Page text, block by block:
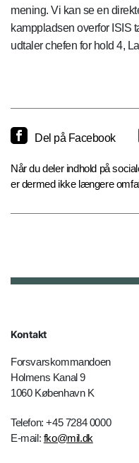
mening. Vi kan se en
kamppladsen overfor ISIS
udtaler chefen for hold 4,
Del på Facebook
Når du deler indhold på
er dermed ikke længere
Kontakt
Forsvarskommandoen
Holmens Kanal 9
1060 København K
Telefon: +45 7284 0000
E-mail: fko@mil.dk